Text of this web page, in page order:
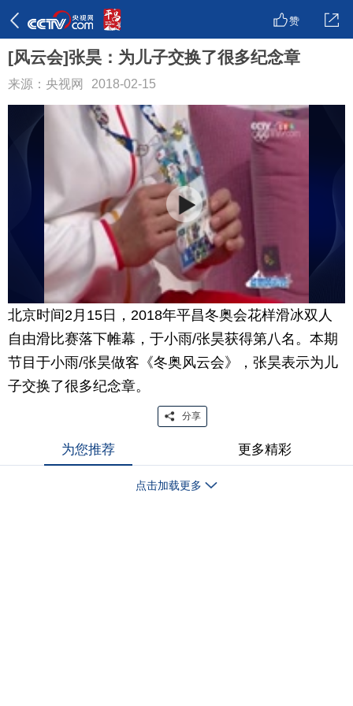
赞
[风云会]张昊：为儿子交换了很多纪念章
来源：央视网 2018-02-15
北京时间2月15日，2018年平昌冬奥会花样滑冰双人
自由滑比赛落下帷幕，于小雨/张昊获得第八名。本期
节目于小雨/张昊做客《冬奥风云会》，张昊表示为儿
子交换了很多纪念章。
分享
为您推荐 更多精彩
点击加载更多